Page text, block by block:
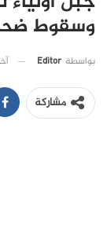
وسقوط
بواسطة Editor
مشاركة